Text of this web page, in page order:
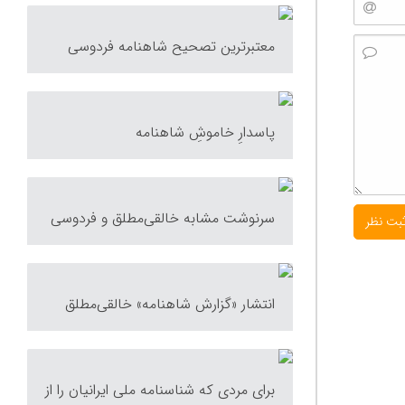
معتبرترین تصحیح شاهنامه فردوسی
پاسدارِ خاموشِ شاهنامه
سرنوشت مشابه خالقی‌مطلق و فردوسی
انتشار «گزارش شاهنامه» خالقی‌مطلق
برای مردی که شناسنامه ملی ایرانیان را از